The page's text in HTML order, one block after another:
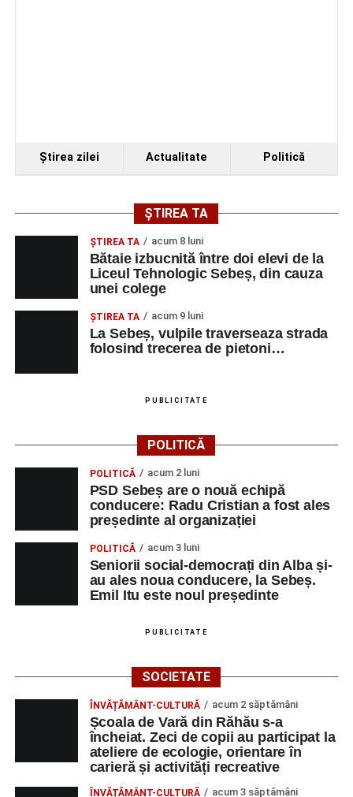
Ştirea zilei Actualitate Politică
ȘTIREA TA
ŞTIREA TA acum 8 luni
Bătaie izbucnită între doi elevi de la
Liceul Tehnologic Sebeș, din cauza
unei colege
ŞTIREA TA acum 9 luni
La Sebeș, vulpile traverseaza strada
folosind trecerea de pietoni…
PUBLICITATE
POLITICĂ
POLITICĂ acum 2 luni
PSD Sebeș are o nouă echipă
conducere: Radu Cristian a fost ales
președinte al organizației
POLITICĂ acum 3 luni
Seniorii social-democrați din Alba și-
au ales noua conducere, la Sebeș.
Emil Itu este noul președinte
PUBLICITATE
SOCIETATE
ÎNVĂȚĂMÂNT-CULTURĂ acum 2 săptămâni
Școala de Vară din Răhău s-a
încheiat. Zeci de copii au participat la
ateliere de ecologie, orientare în
carieră și activități recreative
ÎNVĂȚĂMÂNT-CULTURĂ acum 3 săptămâni